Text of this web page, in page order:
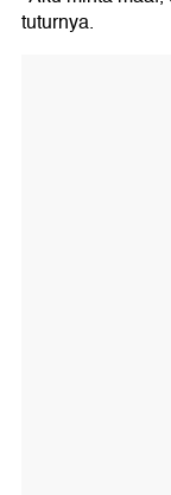
tuturnya.